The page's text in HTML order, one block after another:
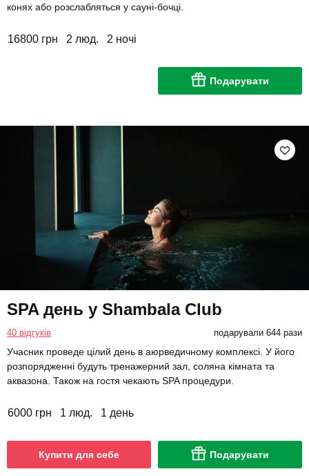
конях або розслабляться у сауні-бочці.
16800 грн 2 люд. 2 ночі
Подарувати
SPA день у Shambala Club
40 відгуків подарували 644 рази
Учасник проведе цілий день в аюрведичному комплексі. У його
розпорядженні будуть тренажерний зал, соляна кімната та
аквазона. Також на гостя чекають SPA процедури.
6000 грн 1 люд. 1 день
Купити для себе Подарувати